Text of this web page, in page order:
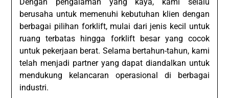
berusaha untuk memenuhi kebutuhan klien dengan
berbagai pilihan forklift, mulai dari jenis kecil untuk
ruang terbatas hingga forklift besar yang cocok
untuk pekerjaan berat. Selama bertahun-tahun, kami
telah menjadi partner yang dapat diandalkan untuk
mendukung kelancaran operasional di berbagai
industri.